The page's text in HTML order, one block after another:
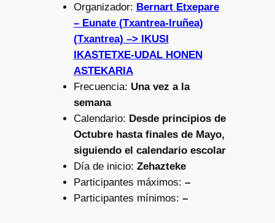
Organizador: Bernart Etxepare
– Eunate (Txantrea-Iruñea)
(Txantrea) –> IKUSI
IKASTETXE-UDAL HONEN
ASTEKARIA
Frecuencia: Una vez a la
semana
Calendario: Desde principios de
Octubre hasta finales de Mayo,
siguiendo el calendario escolar
Día de inicio: Zehazteke
Participantes máximos: –
Participantes mínimos: –